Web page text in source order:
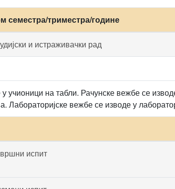
семестра/триместра/године
и истраживачки рад
учионици на табли. Рачунске вежбе се
Лабораторијске вежбе се изводе у
испит